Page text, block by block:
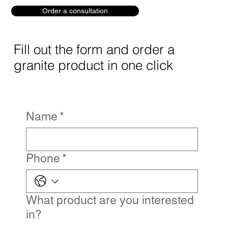
Order a consultation
Fill out the form and order a
granite product in one click
Name *
Phone *
What product are you interested
in?